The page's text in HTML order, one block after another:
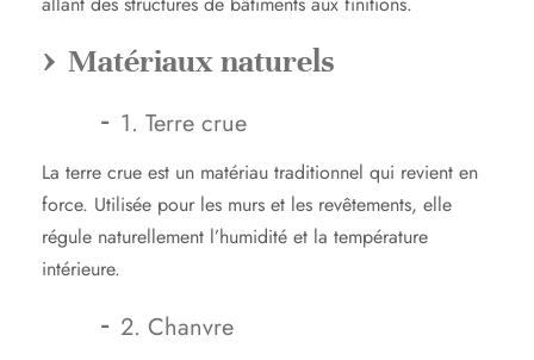
Matériaux naturels
1. Terre crue
La terre crue est un matériau traditionnel qui revient en
force. Utilisée pour les murs et les revêtements, elle
régule naturellement l’humidité et la température
intérieure.
2. Chanvre